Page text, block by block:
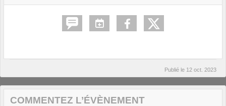
Publié le 12 oct. 2023
COMMENTEZ L’ÉVÈNEMENT